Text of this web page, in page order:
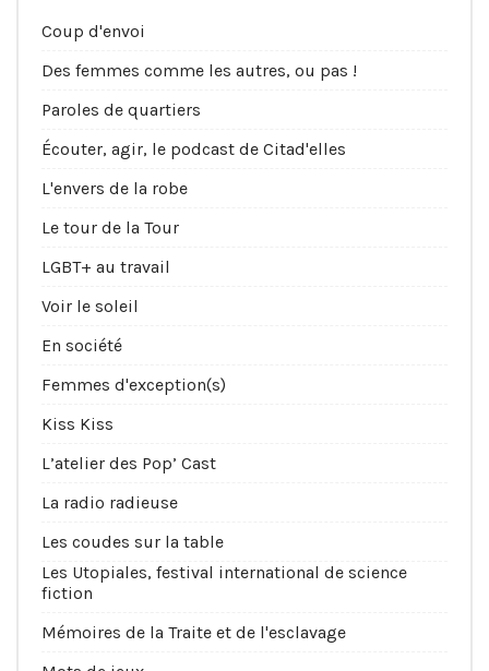
Coup d'envoi
Des femmes comme les autres, ou pas !
Paroles de quartiers
Écouter, agir, le podcast de Citad'elles
L'envers de la robe
Le tour de la Tour
LGBT+ au travail
Voir le soleil
En société
Femmes d'exception(s)
Kiss Kiss
L’atelier des Pop’ Cast
La radio radieuse
Les coudes sur la table
Les Utopiales, festival international de science
fiction
Mémoires de la Traite et de l'esclavage